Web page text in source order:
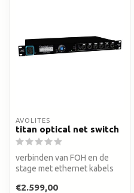
AVOLITES
titan optical net switch
verbinden van FOH en de
stage met ethernet kabels
€2.599,00